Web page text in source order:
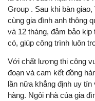
Group . Sau khi bàn
cùng gia đình anh thông
và 12 tháng, đảm bảo
có, giúp công trình luôn
Với chất lượng thi công
đoạn và cam kết đồng
lần nữa khẳng định uy
hàng. Ngôi nhà của gia